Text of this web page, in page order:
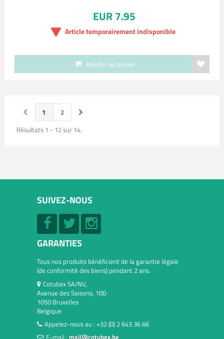
EUR 7.95
Article temporairement indisponible
Ajouter au panier
1
2
Résultats 1 - 12 sur 14.
SUIVEZ-NOUS
GARANTIES
Tous nos produits bénéficient de la garantie légale
(de conformité des biens) pendant 2 ans.
Cotubex SA/NV,
Avenue des Saisons, 100
1050 Bruxelles
Belgique
Appelez-nous au : +32 (0) 2 643 36 66
E-mail : mail@cotubex.be